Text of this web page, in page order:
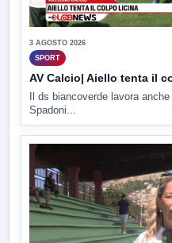
3 AGOSTO 2026
SPORT
AV Calcio| Aiello tenta il
Il ds biancoverde lavora
Spadoni...